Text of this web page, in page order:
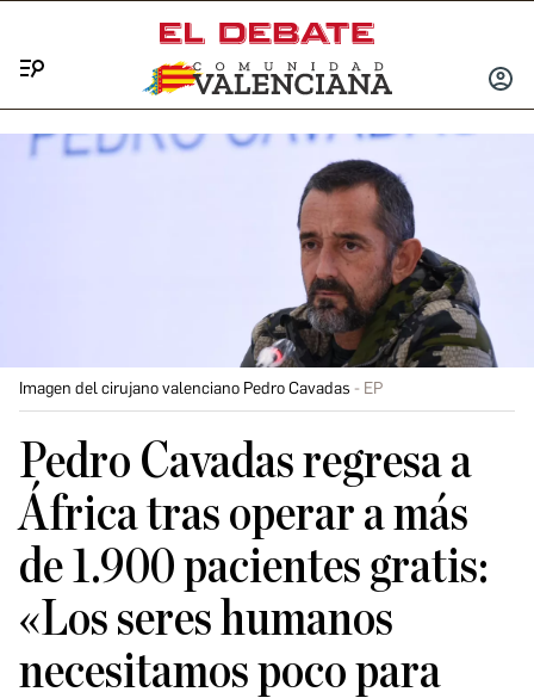
INICIAR
Imagen del cirujano valenciano Pedro Cavadas EP
Pedro Cavadas regresa a
África tras operar a más
de 1.900 pacientes gratis:
«Los seres humanos
necesitamos poco para